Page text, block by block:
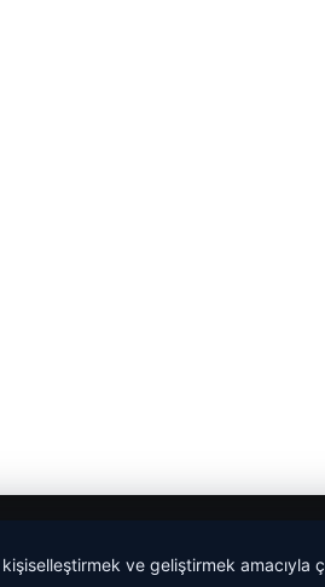
ve geliştirmek amacıyla